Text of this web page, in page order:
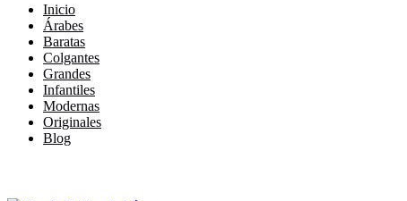
Inicio
Árabes
Baratas
Colgantes
Grandes
Infantiles
Modernas
Originales
Blog